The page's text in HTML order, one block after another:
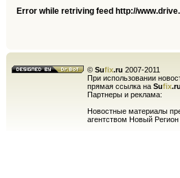
Error while retriving feed http://
© Sufix.ru 2007-2011
При использовании
прямая ссылка на Sufix.ru
Партнеры и реклама:
Новостные материалы
агентством Новый Регион